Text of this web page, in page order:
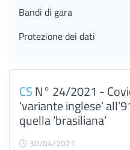
CSN° 24/2021 -
‘variante inglese’
quella ‘brasiliana’
30/04/2021
Bandi di gara
Protezione dei dati